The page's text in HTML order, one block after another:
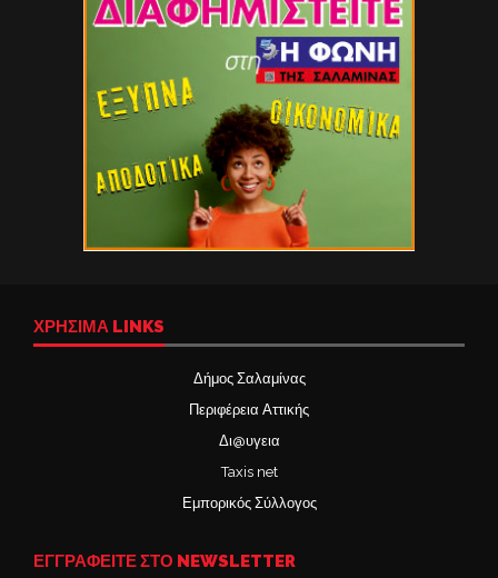
ΧΡΉΣΙΜΑ LINKS
Δήμος Σαλαμίνας
Περιφέρεια Αττικής
Δι@υγεια
Taxis net
Εμπορικός Σύλλογος
ΕΓΓΡΑΦΕΙΤΕ ΣΤΟ NEWSLETTER